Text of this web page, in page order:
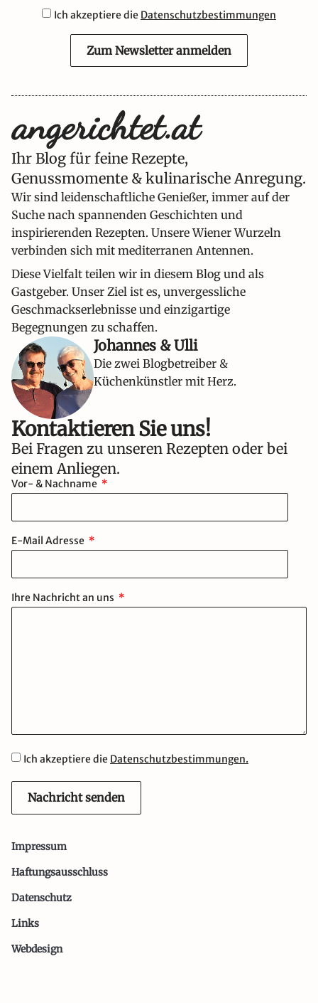
Ich akzeptiere die Datenschutzbestimmungen
Zum Newsletter anmelden
Ihr Blog für feine Rezepte,
Genussmomente & kulinarische Anregung.
Wir sind leidenschaftliche Genießer, immer auf der
Suche nach spannenden Geschichten und
inspirierenden Rezepten. Unsere Wiener Wurzeln
verbinden sich mit mediterranen Antennen.
Diese Vielfalt teilen wir in diesem Blog und als
Gastgeber. Unser Ziel ist es, unvergessliche
Geschmackserlebnisse und einzigartige
Begegnungen zu schaffen.
Johannes & Ulli
Die zwei Blogbetreiber &
Küchenkünstler mit Herz.
Kontaktieren Sie uns!​
Bei Fragen zu unseren Rezepten oder bei
einem Anliegen.
Vor- & Nachname
E-Mail Adresse
Ihre Nachricht an uns
Ich akzeptiere die Datenschutzbestimmungen.
Nachricht senden
Impressum
Haftungsausschluss
Datenschutz
Links
Webdesign